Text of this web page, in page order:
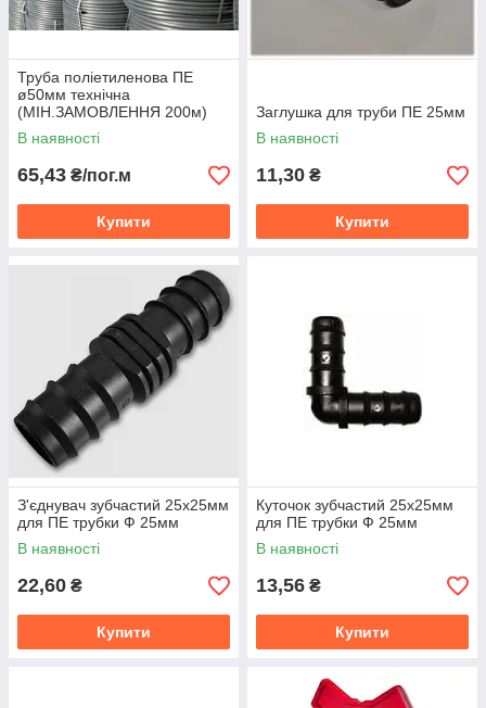
Труба поліетиленова ПЕ
ø50мм технічна
(МІН.ЗАМОВЛЕННЯ 200м)
В наявності
65,43 ₴/пог.м
Купити
Заглушка для труби ПЕ 25мм
В наявності
11,30 ₴
Купити
З'єднувач зубчастий 25х25мм
для ПЕ трубки Ф 25мм
В наявності
22,60 ₴
Купити
Куточок зубчастий 25х25мм
для ПЕ трубки Ф 25мм
В наявності
13,56 ₴
Купити